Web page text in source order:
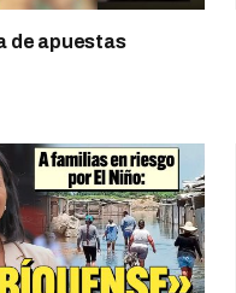
de apuestas